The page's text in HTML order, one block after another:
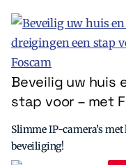
Beveilig uw huis
stap voor – met
Slimme IP-camera’s
beveiliging!